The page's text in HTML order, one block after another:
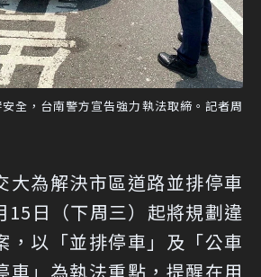
全，台南警方宣告強力執法取締。記者周
大為解決市區道路並排停車
15日（下周三）起將規劃違
，以「並排停車」及「公車
車」為執法重點，提醒在用